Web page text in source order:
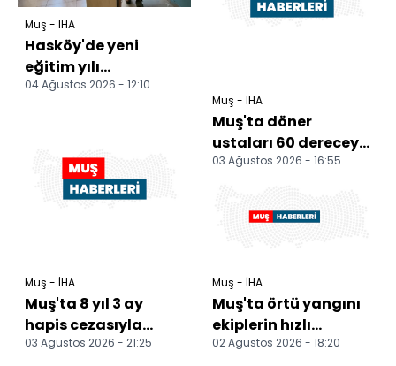
Muş - İHA
Hasköy'de yeni
eğitim yılı
hazırlıkları sürüyor
04 Ağustos 2026 - 12:10
Muş - İHA
Muş'ta 8 yıl 3 ay
hapis cezasıyla
aranan hükümlü
03 Ağustos 2026 - 21:25
Muş - İHA
Muş'ta döner
ustaları 60 dereceyi
bulan sıcaklıkta
03 Ağustos 2026 - 16:55
Muş - İHA
Muş'ta örtü yangını
ekiplerin hızlı
müdahalesiyle
02 Ağustos 2026 - 18:20